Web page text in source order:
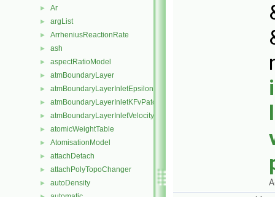
► Ar
► argList
► ArrheniusReactionRate
► ash
► aspectRatioModel
► atmBoundaryLayer
► atmBoundaryLayerInletEpsilonFvPatchScalarField
► atmBoundaryLayerInletKFvPatchScalarField
► atmBoundaryLayerInletVelocityFvPatchVectorField
► atomicWeightTable
► AtomisationModel
► attachDetach
► attachPolyTopoChanger
► autoDensity